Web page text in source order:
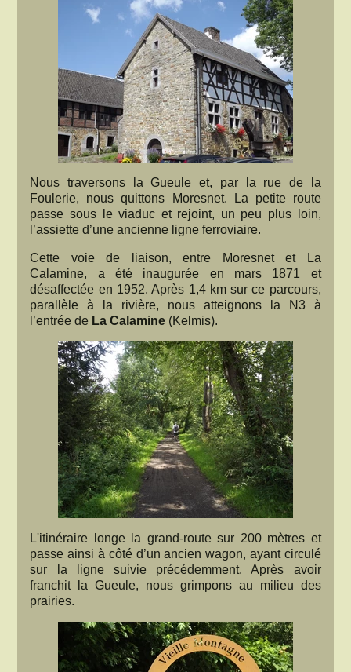
Nous traversons la Gueule et, par la rue de la
Foulerie, nous quittons Moresnet. La petite route
passe sous le viaduc et rejoint, un peu plus loin,
l’assiette d’une ancienne ligne ferroviaire.
Cette voie de liaison, entre Moresnet et La
Calamine, a été inaugurée en mars 1871 et
désaffectée en 1952. Après 1,4 km sur ce parcours,
parallèle à la rivière, nous atteignons la N3 à
l’entrée de La Calamine (Kelmis).
L'itinéraire longe la grand-route sur 200 mètres et
passe ainsi à côté d’un ancien wagon, ayant circulé
sur la ligne suivie précédemment. Après avoir
franchit la Gueule, nous grimpons au milieu des
prairies.